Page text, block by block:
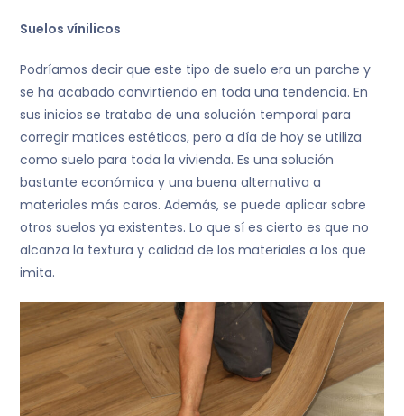
Suelos vínilicos
Podríamos decir que este tipo de suelo era un parche y
se ha acabado convirtiendo en toda una tendencia. En
sus inicios se trataba de una solución temporal para
corregir matices estéticos, pero a día de hoy se utiliza
como suelo para toda la vivienda. Es una solución
bastante económica y una buena alternativa a
materiales más caros. Además, se puede aplicar sobre
otros suelos ya existentes. Lo que sí es cierto es que no
alcanza la textura y calidad de los materiales a los que
imita.